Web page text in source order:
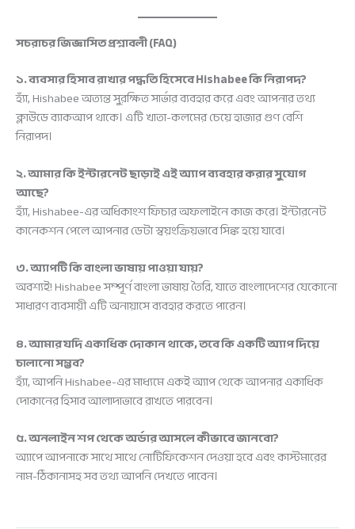
সচরাচর জিজ্ঞাসিত প্রশ্নাবলী (FAQ)
১. ব্যবসার হিসাব রাখার পদ্ধতি হিসেবে Hishabee কি নিরাপদ?
হ্যাঁ, Hishabee অত্যন্ত সুরক্ষিত সার্ভার ব্যবহার করে এবং আপনার তথ্য
ক্লাউডে ব্যাকআপ থাকে। এটি খাতা-কলমের চেয়ে হাজার গুণ বেশি
নিরাপদ।
২. আমার কি ইন্টারনেট ছাড়াই এই অ্যাপ ব্যবহার করার সুযোগ
আছে?
হ্যাঁ, Hishabee-এর অধিকাংশ ফিচার অফলাইনে কাজ করে। ইন্টারনেট
কানেকশন পেলে আপনার ডেটা স্বয়ংক্রিয়ভাবে সিঙ্ক হয়ে যাবে।
৩. অ্যাপটি কি বাংলা ভাষায় পাওয়া যায়?
অবশ্যই! Hishabee সম্পূর্ণ বাংলা ভাষায় তৈরি, যাতে বাংলাদেশের যেকোনো
সাধারণ ব্যবসায়ী এটি অনায়াসে ব্যবহার করতে পারেন।
৪. আমার যদি একাধিক দোকান থাকে, তবে কি একটি অ্যাপ দিয়ে
চালানো সম্ভব?
হ্যাঁ, আপনি Hishabee-এর মাধ্যমে একই অ্যাপ থেকে আপনার একাধিক
দোকানের হিসাব আলাদাভাবে রাখতে পারবেন।
৫. অনলাইন শপ থেকে অর্ডার আসলে কীভাবে জানবো?
অ্যাপে আপনাকে সাথে সাথে নোটিফিকেশন দেওয়া হবে এবং কাস্টমারের
নাম-ঠিকানাসহ সব তথ্য আপনি দেখতে পাবেন।